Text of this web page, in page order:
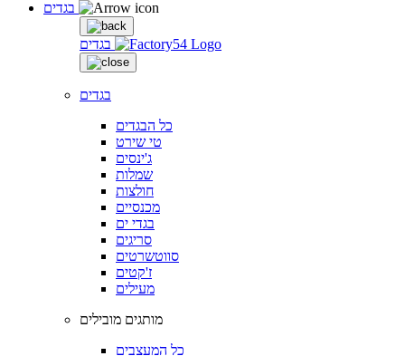
בגדים
בגדים
כל הבגדים
טי שירט
ג'ינסים
שמלות
חולצות
מכנסיים
בגדי ים
סריגים
סווטשרטים
ז'קטים
מעילים
מותגים מובילים
כל המעצבים